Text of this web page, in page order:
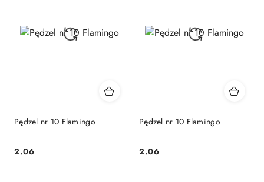
Pędzel nr 10 Flamingo
Cena:
2.06
Pędzel nr 10 Flamingo
Cena:
2.06